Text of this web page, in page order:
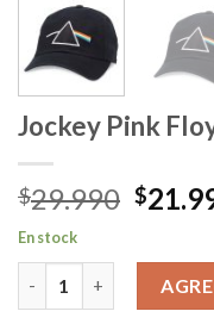
Jockey Pink
$29.990 El
era:
$
En stock